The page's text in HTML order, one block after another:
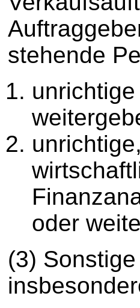
stehende
oder
(3)